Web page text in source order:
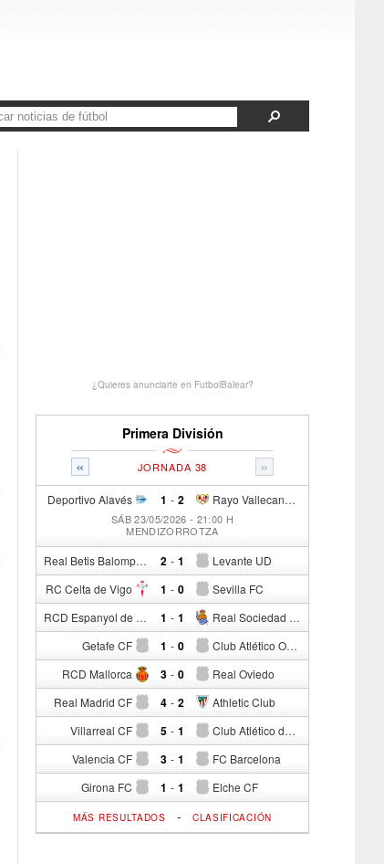
¿Quieres anunciarte en FutbolBalear?
Primera División
« »
JORNADA 38
Deportivo Alavés 1 - Rayo Vallecano de Madrid
2
SÁB 23/05/2026 - 21:00 H
MENDIZORROTZA
Real Betis Balompié 2 - Levante UD
1
RC Celta de Vigo 1 - Sevilla FC
0
RCD Espanyol de Barcelona 1 - Real Sociedad de Fútbol
1
Getafe CF 1 - Club Atlético Osasuna
0
RCD Mallorca 3 - Real Oviedo
0
Real Madrid CF 4 - Athletic Club
2
Villarreal CF 5 - Club Atlético de Madrid
1
Valencia CF 3 - FC Barcelona
1
Girona FC 1 - Elche CF
1
MÁS RESULTADOS - CLASIFICACIÓN